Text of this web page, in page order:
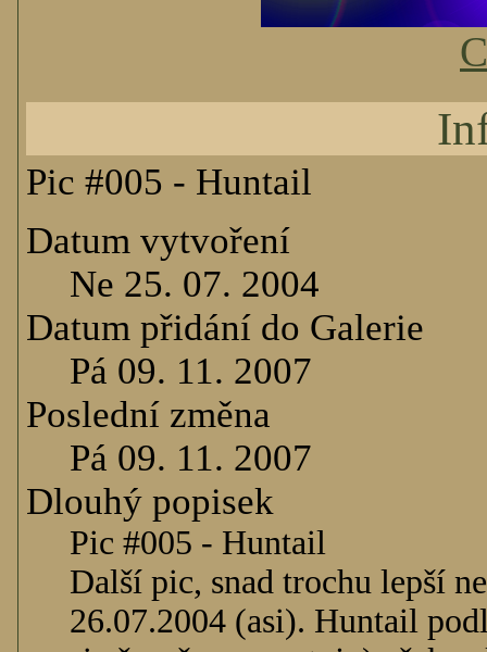
Pic #005 - Huntail
Datum vytvoření
Ne 25. 07. 2004
Datum přidání do Galerie
Pá 09. 11. 2007
Poslední změna
Pá 09. 11. 2007
Dlouhý popisek
Pic #005 - Huntail
Další pic, snad trochu lepší
26.07.2004 (asi). Huntail